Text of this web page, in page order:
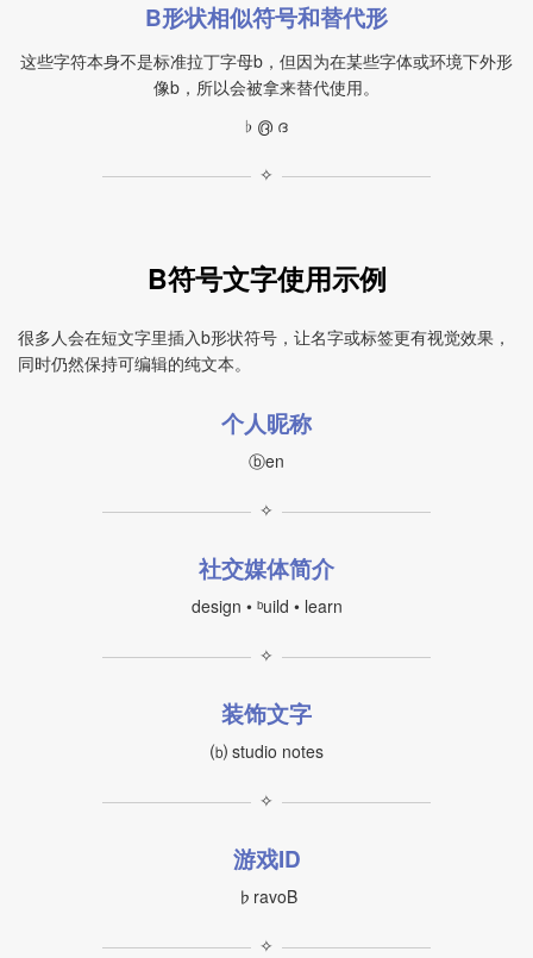
B形状相似符号和替代形
这些字符本身不是标准拉丁字母b，但因为在某些字体或环境下外形
像b，所以会被拿来替代使用。
♭ ൫ ദ
✧
B符号文字使用示例
很多人会在短文字里插入b形状符号，让名字或标签更有视觉效果，
同时仍然保持可编辑的纯文本。
个人昵称
ⓑen
✧
社交媒体简介
design • ᵇuild • learn
✧
装饰文字
⒝ studio notes
✧
游戏ID
♭ravoB
✧